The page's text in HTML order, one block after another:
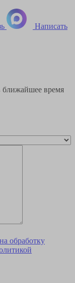
Написать
ближайшее время
обработку